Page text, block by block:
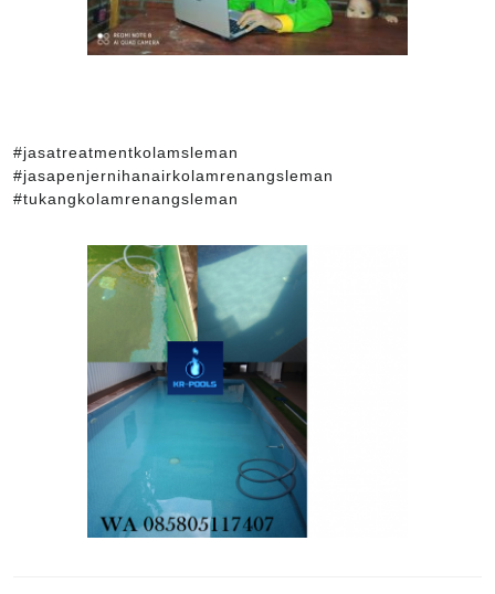
#jasatreatmentkolamsleman
#jasapenjernihanairkolamrenangsleman
#tukangkolamrenangsleman